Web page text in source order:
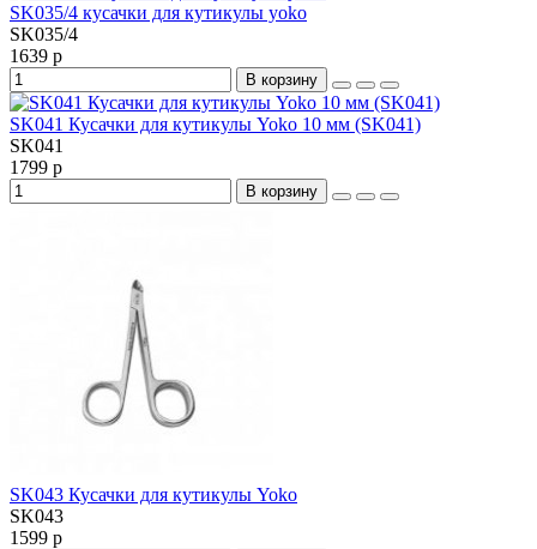
SK035/4 кусачки для кутикулы yoko
SK035/4
1639 р
В корзину
SK041 Кусачки для кутикулы Yoko 10 мм (SK041)
SK041
1799 р
В корзину
SK043 Кусачки для кутикулы Yoko
SK043
1599 р